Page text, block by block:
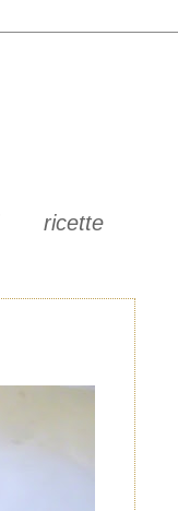
ricette